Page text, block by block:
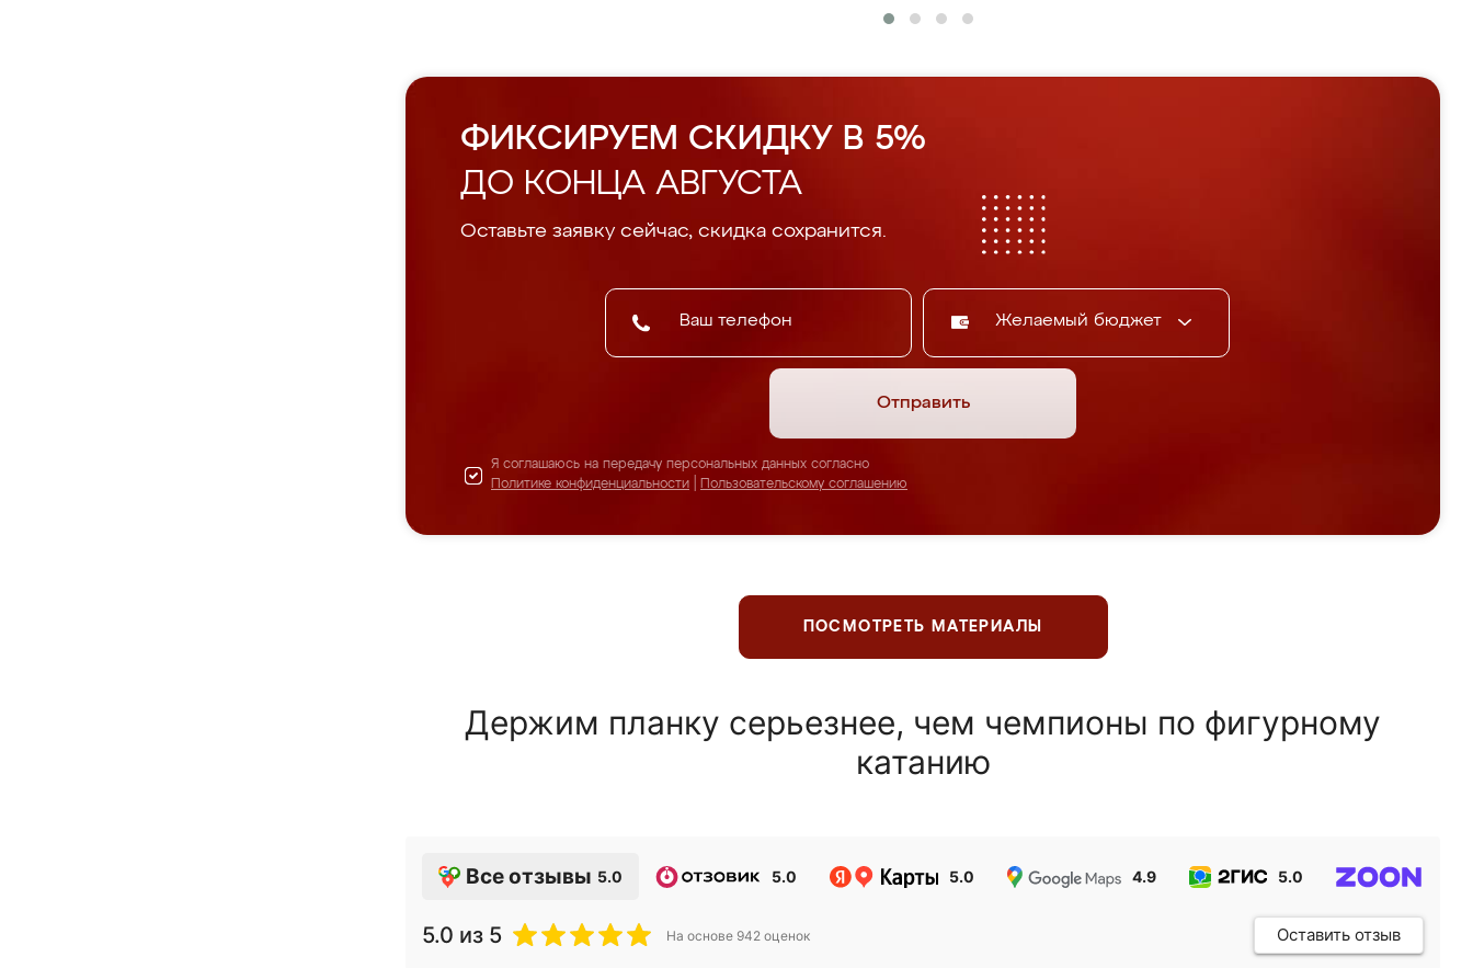
ФИКСИРУЕМ СКИДКУ В 5%
ДО КОНЦА АВГУСТА
Оставьте заявку сейчас, скидка сохранится.
Желаемый бюджет
Отправить
Я соглашаюсь на передачу персональных данных согласно
Политике конфиденциальности
Пользовательскому соглашению
ПОСМОТРЕТЬ МАТЕРИАЛЫ
Держим планку серьезнее, чем чемпионы по фигурному
катанию
Все отзывы 5.0 5.0 5.0 4.9 5.0
5.0 из 5 На основе 942 оценок Оставить отзыв